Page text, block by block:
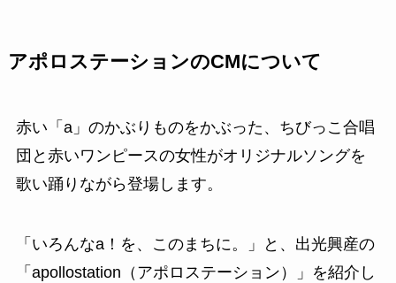
アポロステーションのCMについて
赤い「a」のかぶりものをかぶった、ちびっこ合唱
団と赤いワンピースの女性がオリジナルソングを
歌い踊りながら登場します。
「いろんなa！を、このまちに。」と、出光興産の
「apollostation（アポロステーション）」を紹介し